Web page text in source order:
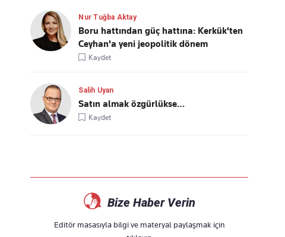
Nur Tuğba Aktay
Boru hattından güç hattına: Kerkük'ten
Ceyhan'a yeni jeopolitik dönem
Kaydet
Salih Uyan
Satın almak özgürlükse…
Kaydet
Bize Haber Verin
Editör masasıyla bilgi ve materyal paylaşmak için